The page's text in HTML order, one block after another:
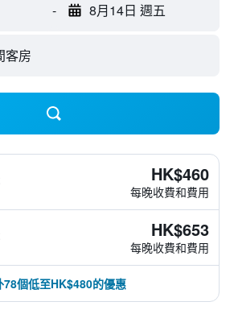
- 8月14日 週五
客房
HK$460
每晚收費和費用
HK$653
每晚收費和費用
78個低至HK$480的優惠